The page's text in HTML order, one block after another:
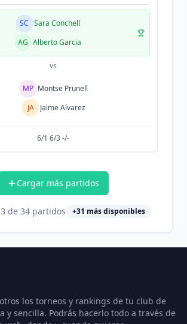
SC Sara Conchell
AG Alberto Garcia
vs
MP Montse Prunell
JA
Jaime Alvarez
6/1 6/3 -/-
Cargar más partidos
3 de 34 partidos +31 más disponibles
los torneos y rankings de tu club de
y sencilla. Podrás hacerlo todo a través de